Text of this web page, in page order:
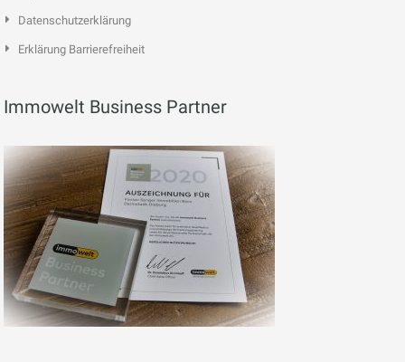
Datenschutzerklärung
Erklärung Barrierefreiheit
Immowelt Business Partner